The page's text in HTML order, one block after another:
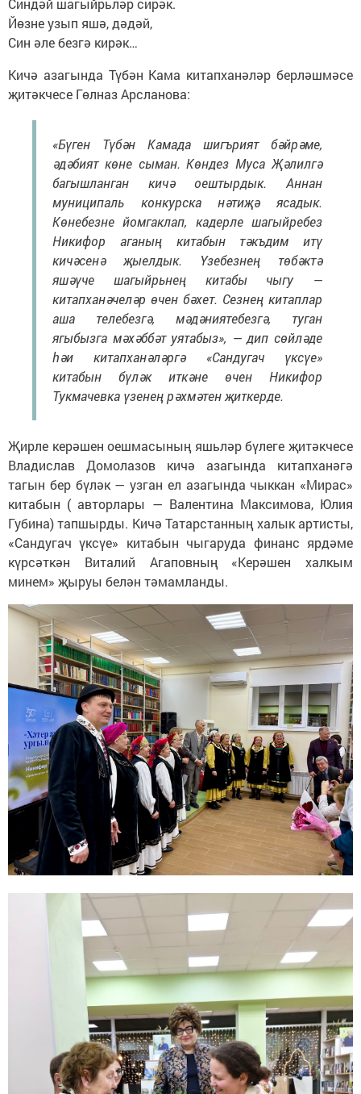
Синдәй шагыйрьләр сирәк.
Йөзне узып яшә, дәдәй,
Син әле безгә кирәк…
Кичә азагында Түбән Кама китапханәләр берләшмәсе
җитәкчесе Гөлназ Арсланова:
«Бүген Түбән Камада шигърият бәйрәме,
әдәбият көне сыман. Көндез Муса Җәлилгә
багышланган кичә оештырдык. Аннан
муниципаль конкурска нәтиҗә ясадык.
Көнебезне йомгаклап, кадерле шагыйребез
Никифор аганың китабын тәкъдим итү
кичәсенә җыелдык. Үзебезнең төбәктә
яшәүче шагыйрьнең китабы чыгу —
китапханәчеләр өчен бәхет. Сезнең китаплар
аша телебезгә, мәдәниятебезгә, туган
ягыбызга мәхәббәт уятабыз», — дип сөйләде
һәи китапханәләргә «Сандугач үксүе»
китабын бүләк иткәне өчен Никифор
Тукмачевка үзенең рәхмәтен җиткерде.
Җирле керәшен оешмасының яшьләр бүлеге җитәкчесе
Владислав Домолазов кичә азагында китапханәгә
тагын бер бүләк — узган ел азагында чыккан «Мирас»
китабын ( авторлары — Валентина Максимова, Юлия
Губина) тапшырды. Кичә Татарстанның халык артисты,
«Сандугач үксүе» китабын чыгаруда финанс ярдәме
күрсәткән Виталий Агаповның «Керәшен халкым
минем» җыруы белән тәмамланды.